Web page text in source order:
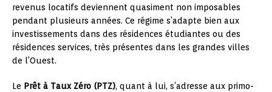
revenus locatifs deviennent quasiment non imposables
pendant plusieurs années. Ce régime s’adapte bien aux
investissements dans des résidences étudiantes ou des
résidences services, très présentes dans les grandes villes
de l’Ouest.
Le Prêt à Taux Zéro (PTZ), quant à lui, s’adresse aux primo-